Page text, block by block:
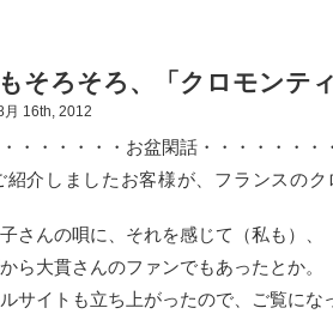
そろそろ、「クロモンテ
月 16th, 2012
・・・・お盆閑話・・・・・・・
紹介しましたお客様が、フランスの
さんの唄に、それを感じて（私も）、
ら大貫さんのファンでもあったとか。
サイトも立ち上がったので、ご覧にな